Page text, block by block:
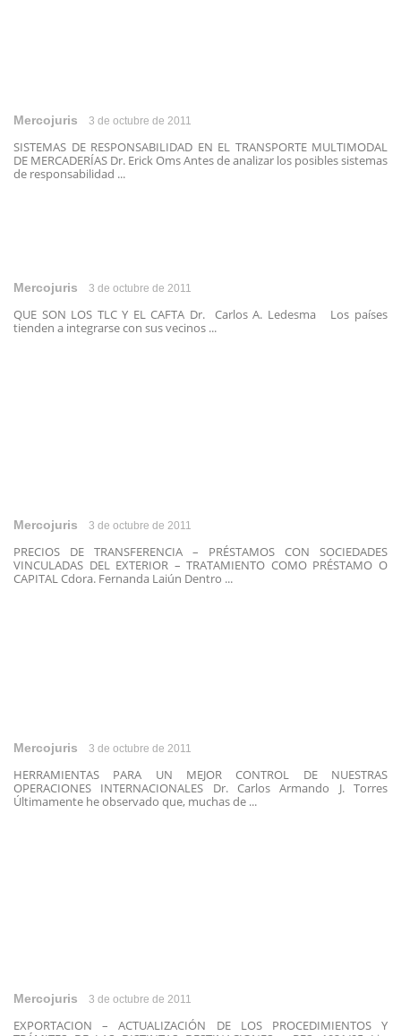
Mercojuris 3 de octubre de 2011
SISTEMAS DE RESPONSABILIDAD EN EL TRANSPORTE MULTIMODAL
DE MERCADERÍAS Dr. Erick Oms Antes de analizar los posibles sistemas
de responsabilidad ...
Mercojuris 3 de octubre de 2011
QUE SON LOS TLC Y EL CAFTA Dr. Carlos A. Ledesma Los países
tienden a integrarse con sus vecinos ...
Mercojuris 3 de octubre de 2011
PRECIOS DE TRANSFERENCIA – PRÉSTAMOS CON SOCIEDADES
VINCULADAS DEL EXTERIOR – TRATAMIENTO COMO PRÉSTAMO O
CAPITAL Cdora. Fernanda Laiún Dentro ...
Mercojuris 3 de octubre de 2011
HERRAMIENTAS PARA UN MEJOR CONTROL DE NUESTRAS
OPERACIONES INTERNACIONALES Dr. Carlos Armando J. Torres
Últimamente he observado que, muchas de ...
Mercojuris 3 de octubre de 2011
EXPORTACION – ACTUALIZACIÓN DE LOS PROCEDIMIENTOS Y